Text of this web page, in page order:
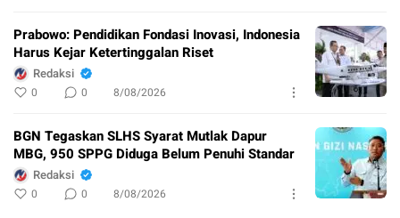
Prabowo: Pendidikan Fondasi Inovasi, Indonesia
Harus Kejar Ketertinggalan Riset
Redaksi
0 0 8/08/2026
BGN Tegaskan SLHS Syarat Mutlak Dapur
MBG, 950 SPPG Diduga Belum Penuhi Standar
Redaksi
0 0 8/08/2026